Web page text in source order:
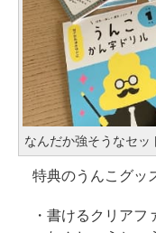
なんだか強そうなセッ
特典のうんこグッ
・書けるクリアフ